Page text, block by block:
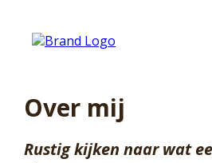
Over mij
Rustig kijken naar wat